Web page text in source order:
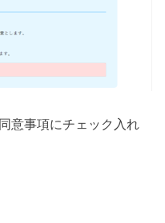
意事項にチェック入れ